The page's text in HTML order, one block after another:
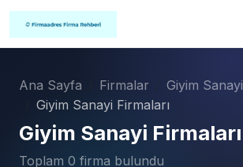
Ana Sayfa Firmalar
Giyim Sanayi
Giyim Sanayi Firmaları
Giyim Sanayi Firmaları
Toplam 0 firma bulundu